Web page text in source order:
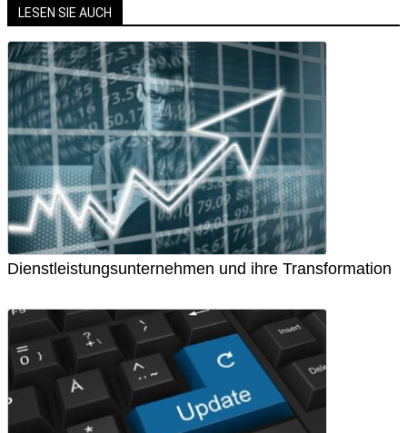
LESEN SIE AUCH
Dienstleistungsunternehmen und ihre Transformation